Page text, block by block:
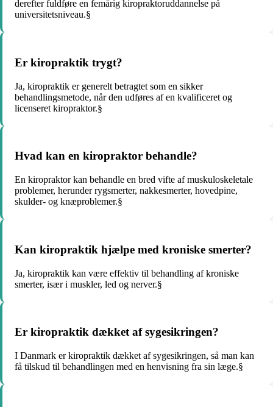
derefter fuldføre en femårig kiropraktoruddannelse på
universitetsniveau.§
Er kiropraktik trygt?
Ja, kiropraktik er generelt betragtet som en sikker
behandlingsmetode, når den udføres af en kvalificeret og
licenseret kiropraktor.§
Hvad kan en kiropraktor behandle?
En kiropraktor kan behandle en bred vifte af muskuloskeletale
problemer, herunder rygsmerter, nakkesmerter, hovedpine,
skulder- og knæproblemer.§
Kan kiropraktik hjælpe med kroniske smerter?
Ja, kiropraktik kan være effektiv til behandling af kroniske
smerter, især i muskler, led og nerver.§
Er kiropraktik dækket af sygesikringen?
I Danmark er kiropraktik dækket af sygesikringen, så man kan
få tilskud til behandlingen med en henvisning fra sin læge.§